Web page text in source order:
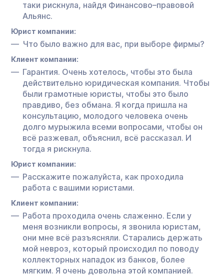
таки рискнула, найдя Финансово–правовой
Альянс.
Юрист компании:
Что было важно для вас, при выборе фирмы?
Клиент компании:
Гарантия. Очень хотелось, чтобы это была
действительно юридическая компания. Чтобы
были грамотные юристы, чтобы это было
правдиво, без обмана. Я когда пришла на
консультацию, молодого человека очень
долго мурыжила всеми вопросами, чтобы он
всё разжевал, объяснил, всё рассказал. И
тогда я рискнула.
Юрист компании:
Расскажите пожалуйста, как проходила
работа с вашими юристами.
Клиент компании:
Работа проходила очень слаженно. Если у
меня возникли вопросы, я звонила юристам,
они мне всё разъясняли. Старались держать
мой невроз, который происходил по поводу
коллекторных нападок из банков, более
мягким. Я очень довольна этой компанией.